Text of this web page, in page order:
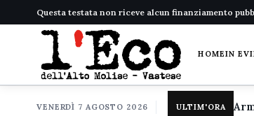
Questa testata non riceve alcun finanziamento
HOMEIN
VENERDÌ 7 AGOSTO 2026 ULTIM'ORA